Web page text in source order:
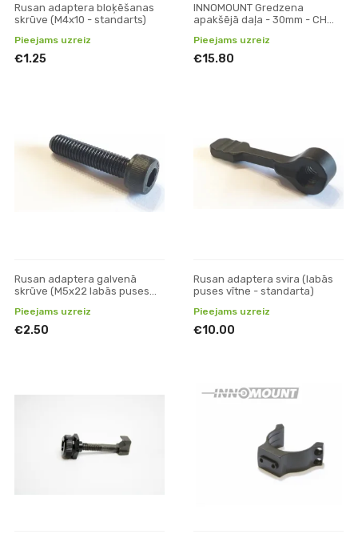
Rusan adaptera bloķēšanas
skrūve (M4x10 - standarts)
Pieejams uzreiz
€1.25
INNOMOUNT Gredzena
apakšējā daļa - 30mm - CH
Pieejams uzreiz
€15.80
Rusan adaptera galvenā
skrūve (M5x22 labās puses
Pieejams uzreiz
€2.50
Rusan adaptera svira (labās
puses vītne - standarta)
Pieejams uzreiz
€10.00